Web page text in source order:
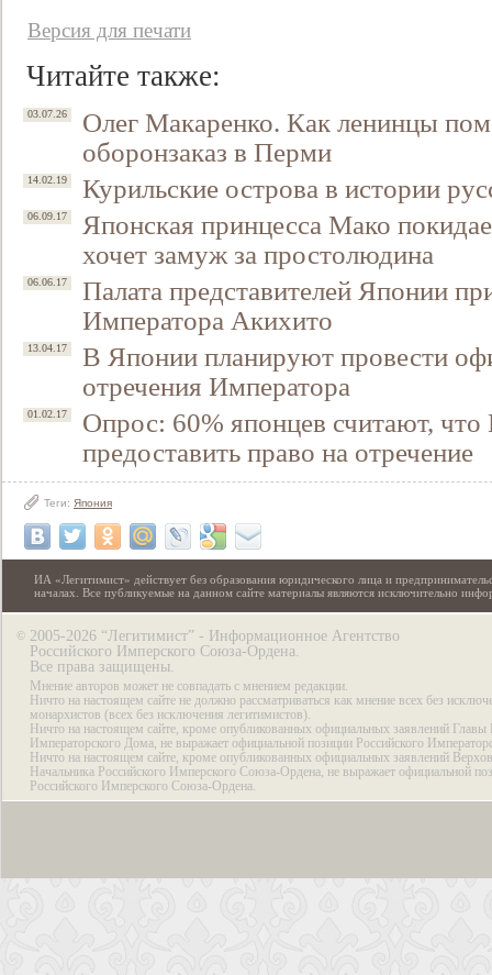
Версия для печати
Читайте также:
03.07.26
Олег Макаренко. Как ленинцы
оборонзаказ в Перми
14.02.19 Курильские острова в истории
06.09.17
Японская принцесса Мако
хочет замуж за простолюдина
06.06.17
Палата представителей Японии
Императора Акихито
13.04.17
В Японии планируют провести
отречения Императора
01.02.17
Опрос: 60% японцев считают,
предоставить право на отречение
Теги: Япония
Свидетельство
ИА «Легитимист» действует без образования юридического лица и
началах. Все публикуемые на данном сайте материалы являются исключительно
© 2005-2026 “Легитимист” - Информационное Агентство
Российского Имперского Союза-Ордена.
Все права защищены.
Мнение авторов может не совпадать с мнением редакции.
Ничто на настоящем сайте не должно рассматриваться как мнение всех без
монархистов (всех без исключения легитимистов).
Ничто на настоящем сайте, кроме опубликованных официальных заявлений Главы
Императорского Дома, не выражает официальной позиции Российского
Ничто на настоящем сайте, кроме опубликованных официальных заявлений
Начальника Российского Имперского Союза-Ордена, не выражает официальной
Российского Имперского Союза-Ордена.